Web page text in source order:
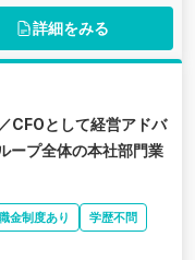
詳細をみる
CFOとして経営アドバ
ープ全体の本社部門業
金制度あり
学歴不問